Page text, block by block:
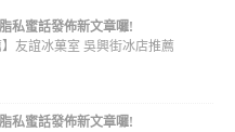
私蜜話發佈新文章囉!
】友誼冰菓室 吳興街冰店推薦
私蜜話發佈新文章囉!